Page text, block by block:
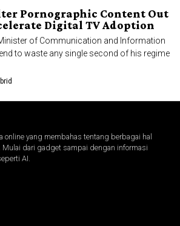
Pornographic Content Out
Digital TV Adoption
of Communication and Information
to waste any single second of his regime
online yang membahas tentang berbagai hal
dari gadget sampai dengan informasi
AI.